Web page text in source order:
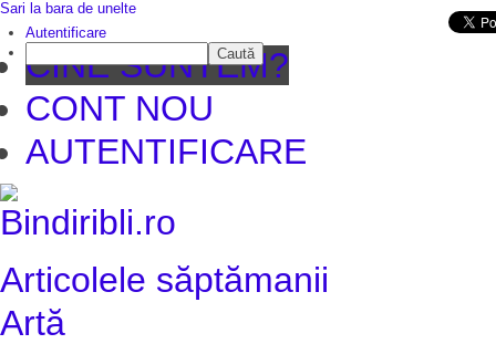
CINE SUNTEM?
CONT NOU
AUTENTIFICARE
Articolele săptămanii
Artă
Sari la bara de unelte
Autentificare
Caută